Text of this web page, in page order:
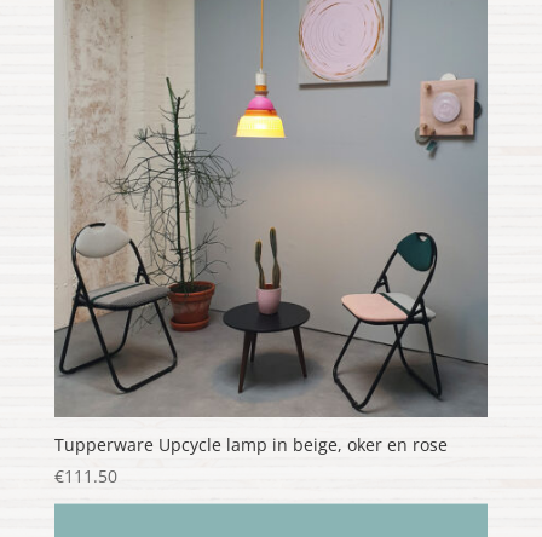
Tupperware Upcycle lamp in beige, oker en rose
€111.50